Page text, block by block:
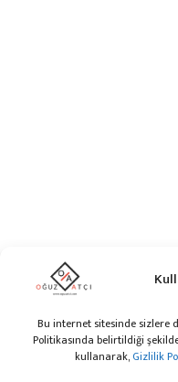
Bu internet sitesinde sizlere
Politikasında belirtildiği
kullanarak, Gizlilik